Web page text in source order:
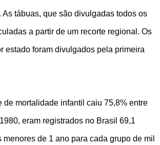
As tábuas, que são divulgadas todos os
a partir de um recorte regional. Os
estado foram divulgados pela primeira
de mortalidade infantil caiu 75,8% entre
eram registrados no Brasil 69,1
de 1 ano para cada grupo de mil